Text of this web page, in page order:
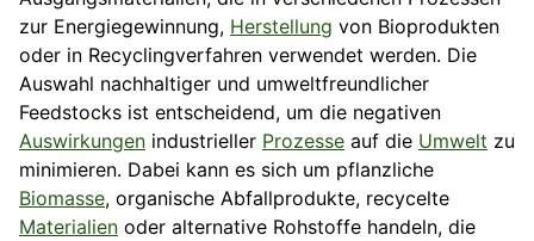
zur Energiegewinnung, Herstellung von Bioprodukten
oder in Recyclingverfahren verwendet werden. Die
Auswahl nachhaltiger und umweltfreundlicher
Feedstocks ist entscheidend, um die negativen
Auswirkungen industrieller Prozesse auf die Umwelt zu
minimieren. Dabei kann es sich um pflanzliche
Biomasse, organische Abfallprodukte, recycelte
Materialien oder alternative Rohstoffe handeln, die